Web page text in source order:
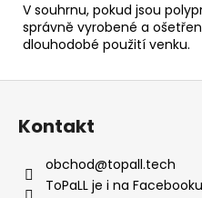
V souhrnu, pokud jsou
správně vyrobené a
dlouhodobé použití venku.
Kontakt
obchod@topall.tech
ToPaLL je i na Facebooku